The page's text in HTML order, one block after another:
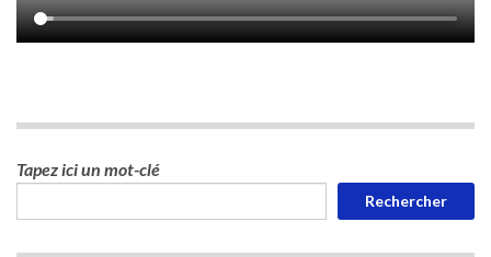
Tapez ici un mot-clé
Rechercher